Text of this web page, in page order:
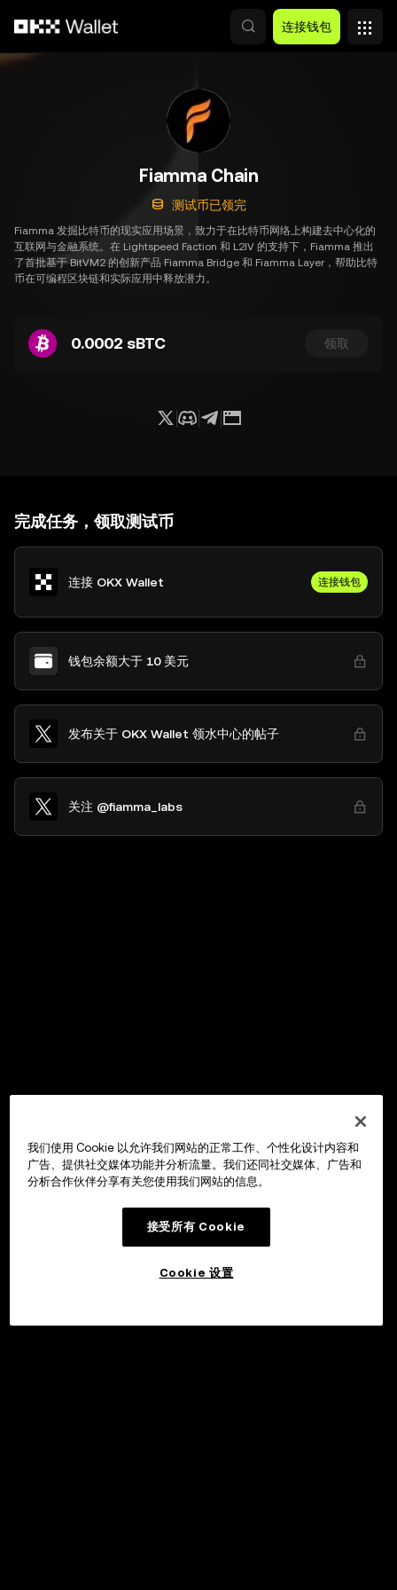
连接钱包
Fiamma Chain
测试币已领完
Fiamma 发掘比特币的现实应用场景，致力于在比特币网络上构建去中心化的
互联网与金融系统。在 Lightspeed Faction 和 L2IV 的支持下，Fiamma 推出
了首批基于 BitVM2 的创新产品 Fiamma Bridge 和 Fiamma Layer，帮助比特
币在可编程区块链和实际应用中释放潜力。
0.0002 sBTC 领取
完成任务，领取测试币
连接 OKX Wallet 连接钱包
钱包余额大于 10 美元
发布关于 OKX Wallet 领水中心的帖子
关注 @fiamma_labs
我们使用 Cookie 以允许我们网站的正常工作、个性化设计内容和
广告、提供社交媒体功能并分析流量。我们还同社交媒体、广告和
分析合作伙伴分享有关您使用我们网站的信息。
接受所有 Cookie
Cookie 设置